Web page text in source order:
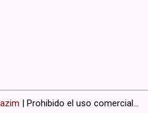
| Prohibido el uso comercial...